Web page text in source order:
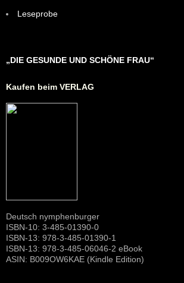
Leseprobe
„DIE GESUNDE UND SCHÖNE FRAU“
Kaufen beim VERLAG
Deutsch nymphenburger
ISBN-10: 3-485-01390-0
ISBN-13: 978-3-485-01390-1
ISBN-13: 978-3-485-06046-2 eBook
ASIN: B009OW6KAE (Kindle Edition)